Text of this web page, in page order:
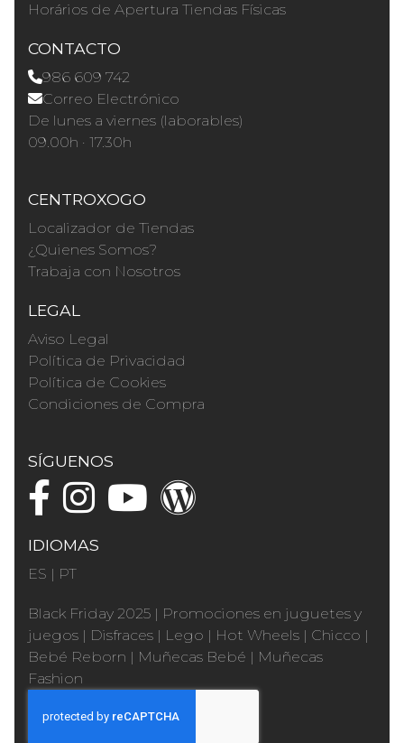
Horários de Apertura Tiendas Físicas
CONTACTO
986 609 742
Correo Electrónico
De lunes a viernes (laborables)
09.00h · 17.30h
CENTROXOGO
Localizador de Tiendas
¿Quienes Somos?
Trabaja con Nosotros
LEGAL
Aviso Legal
Política de Privacidad
Política de Cookies
Condiciones de Compra
SÍGUENOS
IDIOMAS
ES | PT
Black Friday 2025 | Promociones en juguetes y
juegos | Disfraces | Lego | Hot Wheels | Chicco |
Bebé Reborn | Muñecas Bebé | Muñecas
Fashion